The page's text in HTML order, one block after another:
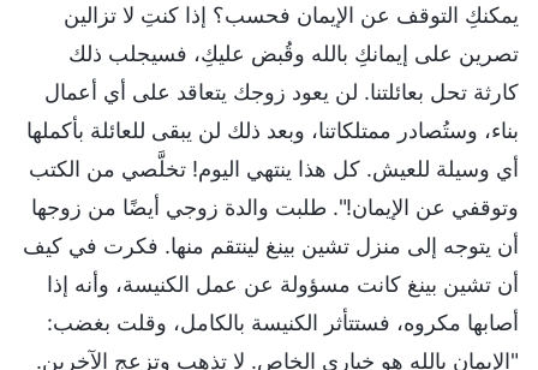
يمكنكِ التوقف عن الإيمان فحسب؟ إذا كنتِ لا تزالين
تصرين على إيمانكِ بالله وقُبض عليكِ، فسيجلب ذلك
كارثة تحل بعائلتنا. لن يعود زوجك يتعاقد على أي أعمال
بناء، وستُصادر ممتلكاتنا، وبعد ذلك لن يبقى للعائلة بأكملها
أي وسيلة للعيش. كل هذا ينتهي اليوم! تخلَّصي من الكتب
وتوقفي عن الإيمان!". طلبت والدة زوجي أيضًا من زوجها
أن يتوجه إلى منزل تشين بينغ لينتقم منها. فكرت في كيف
أن تشين بينغ كانت مسؤولة عن عمل الكنيسة، وأنه إذا
أصابها مكروه، فستتأثر الكنيسة بالكامل، وقلت بغضب:
"الإيمان بالله هو خياري الخاص. لا تذهب وتزعج الآخرين.